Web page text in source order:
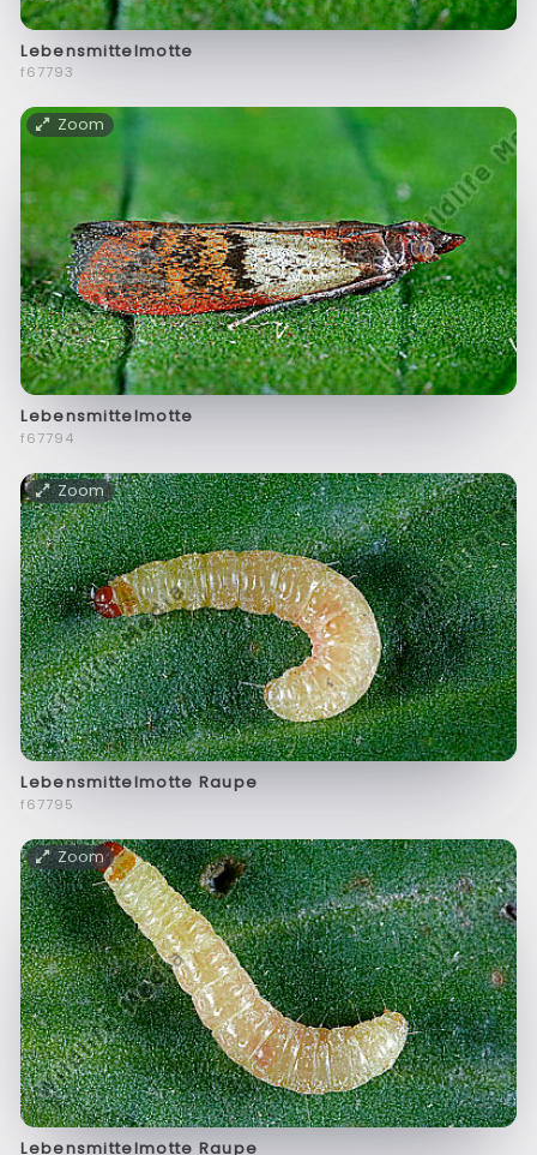
Lebensmittelmotte
f67793
Zoom
Lebensmittelmotte
f67794
Zoom
Lebensmittelmotte Raupe
f67795
Zoom
Lebensmittelmotte Raupe